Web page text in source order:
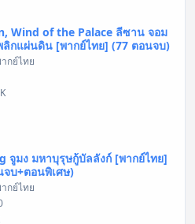
Wind of the Palace ลีซาน จอม
ลิกแผ่นดิน [พากย์ไทย] (77 ตอนจบ)
กย์ไทย
จูมง มหาบุรุษกู้บัลลังก์ [พากย์ไทย]
จบ+ตอนพิเศษ)
กย์ไทย